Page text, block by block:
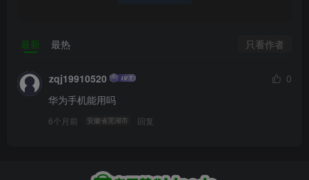
最新 最热 只看作者
zqj19910520
0
华为手机能用吗
6个月前 安徽省芜湖市 回复